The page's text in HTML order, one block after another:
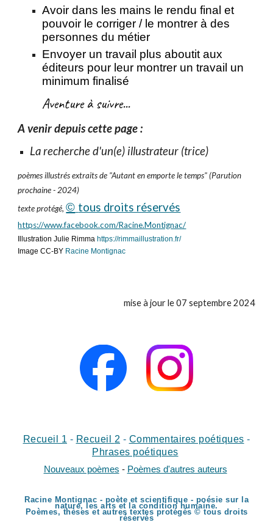
Avoir dans les mains le rendu final et
pouvoir le corriger / le montrer à des
personnes du métier
Envoyer un travail plus aboutit aux
éditeurs pour leur montrer un travail un
minimum finalisé
Aventure à suivre...
A venir depuis cette page :
La recherche d'un(e) illustrateur (trice)
poèmes illustrés extraits de "Autant en emporte le temps" (Parution
prochaine - 2024)
texte protégé,© tous droits réservés
https://www.facebook.com/Racine.Montignac/
Illustration Julie Rimma https://rimmaillustration.fr/
Image CC-BY Racine Montignac
mise à jour le 07 septembre2024
Recueil 1 - Recueil 2 - Commentaires poétiques -
Phrases poétiques
Nouveaux poèmes - Poèmes d'autres auteurs
Racine Montignac - poète et scientifique - poésie sur la
nature, les arts et la condition humaine.
Poèmes, thèses et autres textes protégés © tous droits
réservés